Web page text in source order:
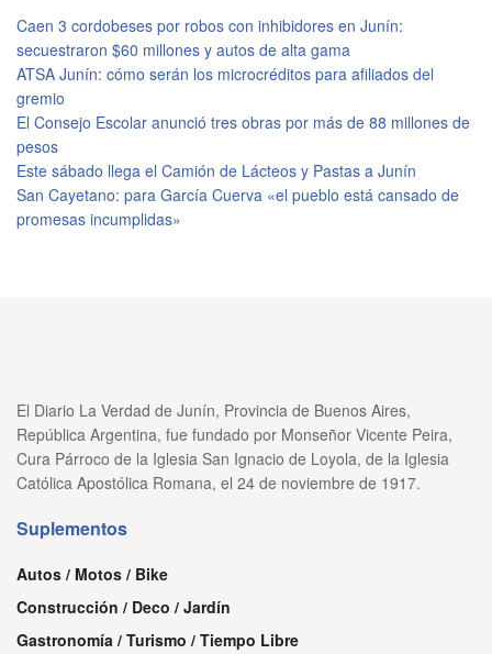
Caen 3 cordobeses por robos con inhibidores en Junín:
secuestraron $60 millones y autos de alta gama
ATSA Junín: cómo serán los microcréditos para afiliados del
gremio
El Consejo Escolar anunció tres obras por más de 88 millones de
pesos
Este sábado llega el Camión de Lácteos y Pastas a Junín
San Cayetano: para García Cuerva «el pueblo está cansado de
promesas incumplidas»
El Diario La Verdad de Junín, Provincia de Buenos Aires,
República Argentina, fue fundado por Monseñor Vicente Peira,
Cura Párroco de la Iglesia San Ignacio de Loyola, de la Iglesia
Católica Apostólica Romana, el 24 de noviembre de 1917.
Suplementos
Autos / Motos / Bike
Construcción / Deco / Jardín
Gastronomía / Turismo / Tiempo Libre